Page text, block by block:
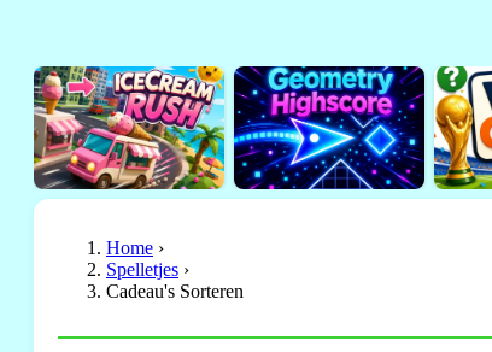
Home ›
Spelletjes ›
Cadeau's Sorteren